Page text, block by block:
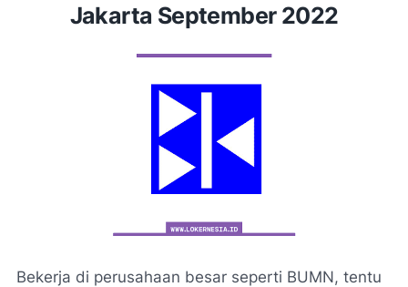
Jakarta September 2022
Bekerja di perusahaan besar seperti BUMN, tentu